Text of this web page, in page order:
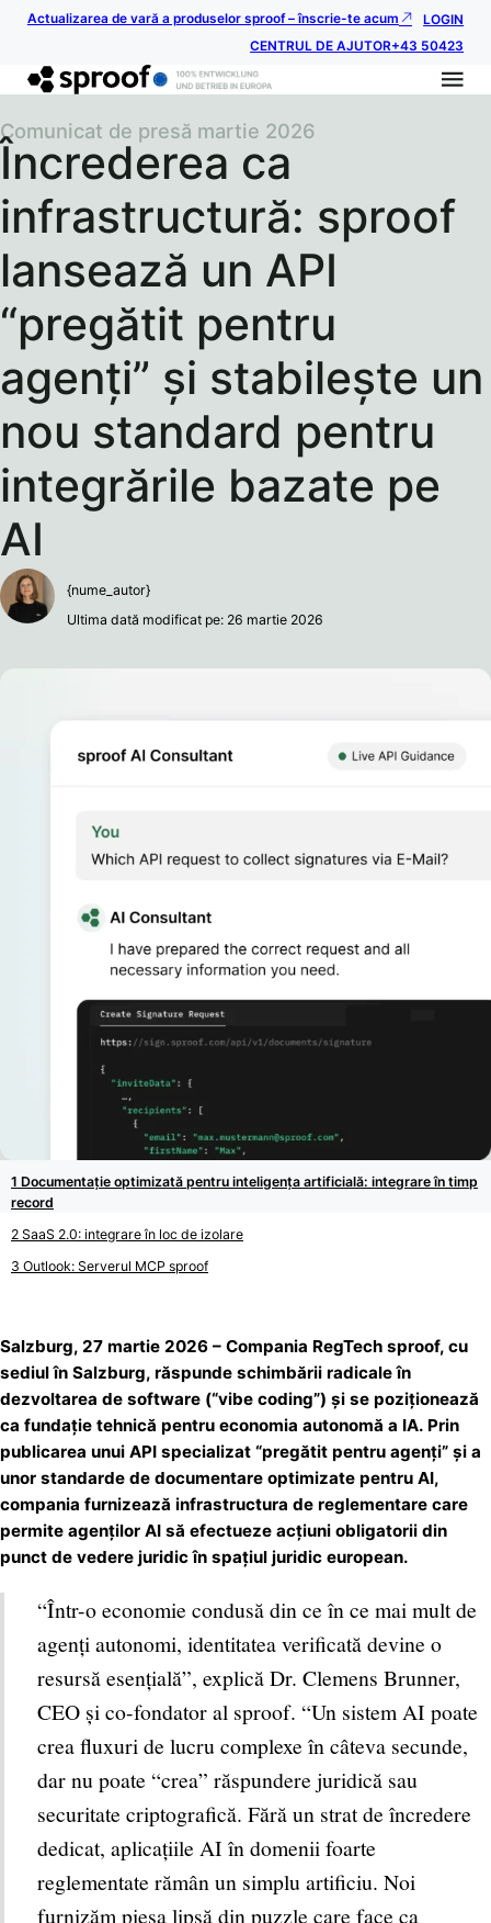
Actualizarea de vară a produselor sproof – înscrie-te acum
LOGIN
CENTRUL DE AJUTOR+43 50423
Încrederea ca
infrastructură: sproof
lansează un API
“pregătit pentru
agenți” și stabilește un
nou standard pentru
integrările bazate pe
AI
Comunicat de presă martie 2026
{nume_autor}
Ultima dată modificat pe: 26 martie 2026
Documentație optimizată pentru inteligența artificială: integrare în timp
record
SaaS 2.0: integrare în loc de izolare
Outlook: Serverul MCP sproof
Salzburg, 27 martie 2026 – Compania RegTech sproof, cu
sediul în Salzburg, răspunde schimbării radicale în
dezvoltarea de software (“vibe coding”) și se poziționează
ca fundație tehnică pentru economia autonomă a IA. Prin
publicarea unui API specializat “pregătit pentru agenți” și a
unor standarde de documentare optimizate pentru AI,
compania furnizează infrastructura de reglementare care
permite agenților AI să efectueze acțiuni obligatorii din
punct de vedere juridic în spațiul juridic european.
“Într-o economie condusă din ce în ce mai mult de
agenți autonomi, identitatea verificată devine o
resursă esențială”, explică Dr. Clemens Brunner,
CEO și co-fondator al sproof. “Un sistem AI poate
crea fluxuri de lucru complexe în câteva secunde,
dar nu poate “crea” răspundere juridică sau
securitate criptografică. Fără un strat de încredere
dedicat, aplicațiile AI în domenii foarte
reglementate rămân un simplu artificiu. Noi
furnizăm piesa lipsă din puzzle care face ca